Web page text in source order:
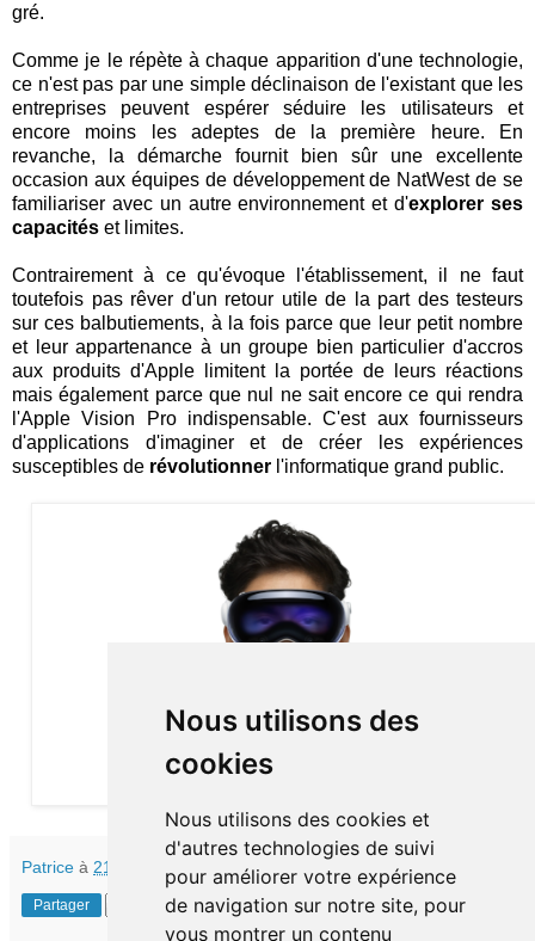
Nous utilisons des
cookies
Nous utilisons des cookies et
d'autres technologies de suivi
pour améliorer votre expérience
de navigation sur notre site, pour
vous montrer un contenu
gré.
Comme je le répète à chaque apparition d'une technologie,
ce n'est pas par une simple déclinaison de l'existant que les
entreprises peuvent espérer séduire les utilisateurs et
encore moins les adeptes de la première heure. En
revanche, la démarche fournit bien sûr une excellente
occasion aux équipes de développement de NatWest de se
familiariser avec un autre environnement et d'explorer ses
capacités et limites.
Contrairement à ce qu'évoque l'établissement, il ne faut
toutefois pas rêver d'un retour utile de la part des testeurs
sur ces balbutiements, à la fois parce que leur petit nombre
et leur appartenance à un groupe bien particulier d'accros
aux produits d'Apple limitent la portée de leurs réactions
mais également parce que nul ne sait encore ce qui rendra
l'Apple Vision Pro indispensable. C'est aux fournisseurs
d'applications d'imaginer et de créer les expériences
susceptibles de révolutionner l'informatique grand public.
Patrice à 21:55
Partager